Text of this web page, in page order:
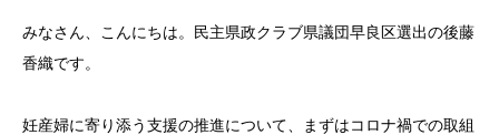
みなさん、こんにちは。民主県政クラブ県議団早良区選出の後藤
香織です。
妊産婦に寄り添う支援の推進について、まずはコロナ禍での取組